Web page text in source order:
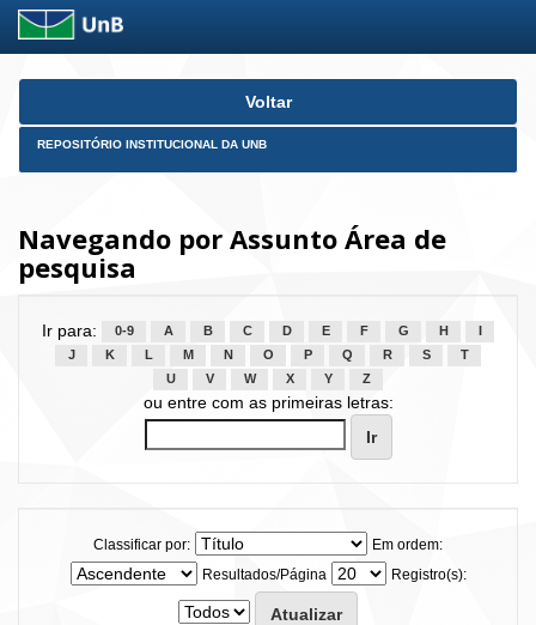
Skip
Voltar
REPOSITÓRIO INSTITUCIONAL DA UNB
Navegando por Assunto Área de
pesquisa
Ir para: 0-9 A B C D E F G H
J
K L M N O P Q R S
T
U
V W X Y Z
ou entre com as primeiras letras:
Classificar por:
Em ordem:
Resultados/Página
Registro(s):